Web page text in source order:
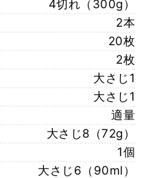
4切れ（300g）
2本
20枚
2枚
大さじ1
大さじ1
適量
大さじ8（72g）
1個
大さじ6（90ml）